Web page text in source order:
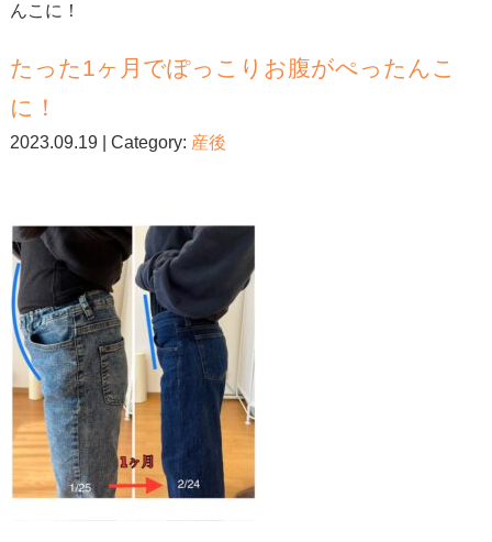
んこに！
たった1ヶ月でぽっこりお腹がぺったんこ
に！
2023.09.19 | Category: 産後